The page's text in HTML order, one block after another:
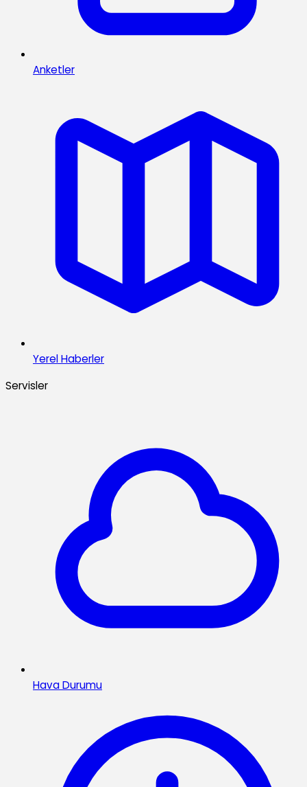
Anketler
Yerel Haberler
Servisler
Hava Durumu